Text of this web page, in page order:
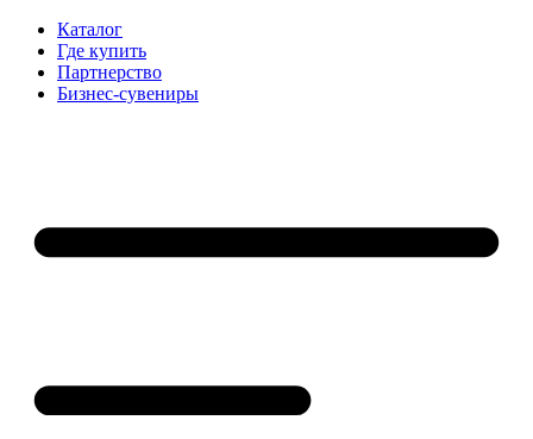
Каталог
Где купить
Партнерство
Бизнес-сувениры